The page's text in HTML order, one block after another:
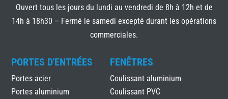
Ouvert tous les jours du lundi au vendredi de 8h à 12h et de
14h à 18h30 – Fermé le samedi excepté durant les opérations
commerciales.
PORTES D'ENTRÉES
Portes acier
Portes aluminium
FENÊTRES
Coulissant aluminium
Coulissant PVC